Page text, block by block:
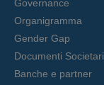
Governance
Organigramma
Gender Gap
Documenti Societari
Banche e partner